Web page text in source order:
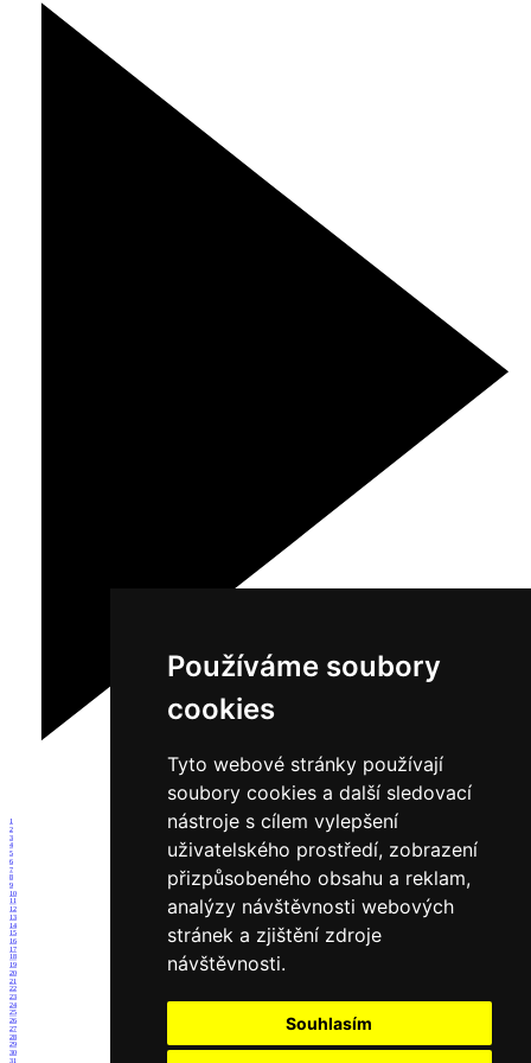
Používáme soubory
cookies
Tyto webové stránky používají
soubory cookies a další sledovací
nástroje s cílem vylepšení
uživatelského prostředí, zobrazení
přizpůsobeného obsahu a reklam,
analýzy návštěvnosti webových
stránek a zjištění zdroje
návštěvnosti.
Souhlasím
1
2
3
4
5
6
7
8
9
10
11
12
13
14
15
16
17
18
19
20
21
22
23
24
25
26
27
28
29
30
31